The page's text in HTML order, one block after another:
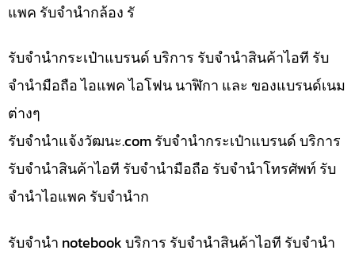
แพค รับจำนำกล้อง รั
รับจำนำกระเป๋าแบรนด์ บริการ รับจำนำสินค้าไอที รับ
จำนำมือถือ ไอแพค ไอโฟน นาฬิกา และ ของแบรนด์เนม
ต่างๆ
รับจํานําแจ้งวัฒนะ.com รับจำนำกระเป๋าแบรนด์ บริการ
รับจำนำสินค้าไอที รับจำนำมือถือ รับจำนำโทรศัพท์ รับ
จำนำไอแพค รับจำนำก
รับจำนำ notebook บริการ รับจำนำสินค้าไอที รับจำนำ